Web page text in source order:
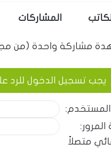
المشاركات
مشاركة واحدة (من
يجب تسجيل الدخول للرد
متصلاً